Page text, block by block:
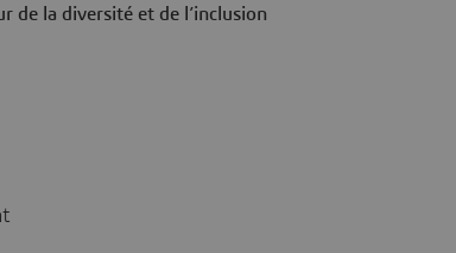
en faveur de la